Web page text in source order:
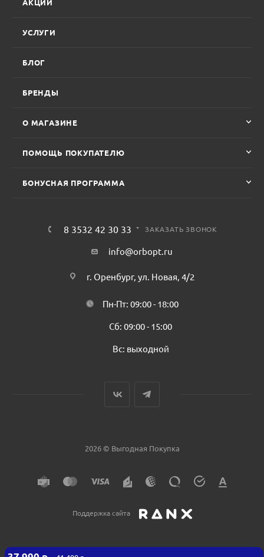
АКЦИИ
УСЛУГИ
БЛОГ
БРЕНДЫ
О МАГАЗИНЕ
ПОМОЩЬ ПОКУПАТЕЛЮ
БОНУСНАЯ ПРОГРАММА
8 3532 42 30 33 ЗАКАЗАТЬ ЗВОНОК
info@orbopt.ru
г. Оренбург, ул. Новая, 4/2
Пн-Пт: 09:00 - 18:00
Сб: 09:00 - 15:00
Вс: выходной
2026 © Выгодная Покупка
Поддержка сайта